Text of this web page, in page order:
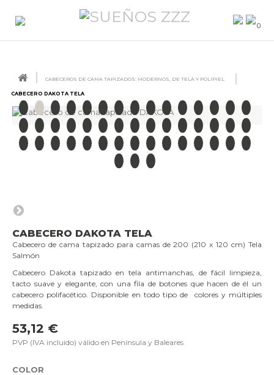
CABECEROS DE CAMA TAPIZADOS: MODERNOS, DE TELA Y POLIPIEL
CABECERO DAKOTA TELA
CABECERO DAKOTA TELA
Cabecero de cama tapizado para camas de 200 (210 x 120 cm) Tela
Salmón
Cabecero Dakota tapizado en tela antimanchas, de fácil limpieza,
tacto suave y elegante, con una fila de botones que hacen de él un
cabecero polifacético. Disponible en todo tipo de colores y múltiples
medidas.
53,12 €
PVP (IVA incluido) válido en Península y Baleares
COLOR
0